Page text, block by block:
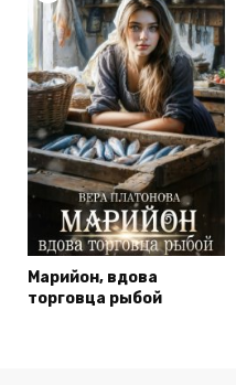
Марийон, вдова
торговца рыбой